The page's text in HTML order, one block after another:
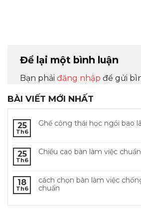
BÀI VIẾT MỚI NHẤT
25
Th6
Ghế công thái học ngồi bao
25
Th6
Chiều cao bàn làm việc
18
Th6
cách chọn bàn làm việc
chuẩn
Để lại một bình luận
Bạn phải đăng nhập để gửi